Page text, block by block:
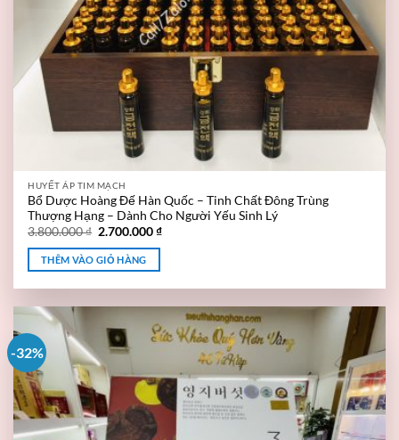
HUYẾT ÁP TIM MẠCH
Bổ Dược Hoàng Đế Hàn Quốc – Tinh Chất Đông Trùng
Thượng Hạng – Dành Cho Người Yếu Sinh Lý
3.800.000₫ 2.700.000₫
THÊM VÀO GIỎ HÀNG
-32%